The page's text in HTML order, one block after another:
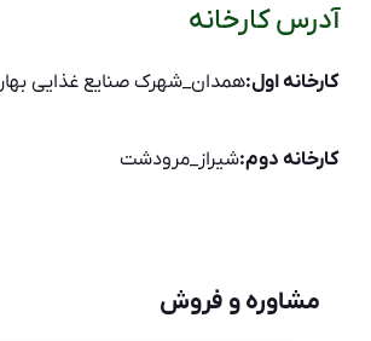
آدرس کارخانه
کارخانه اول:همدان_شهرک صنایع غذایی بهار
کارخانه دوم:شیراز_مرودشت
مشاوره و فروش